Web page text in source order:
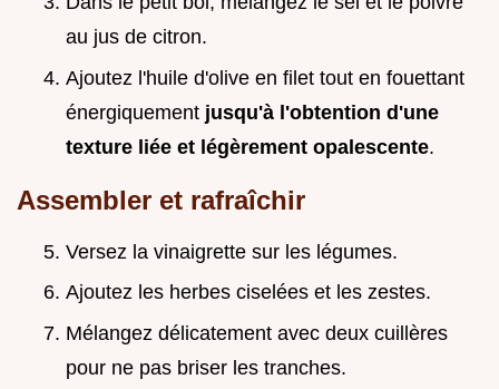
au jus de citron.
Ajoutez l'huile d'olive en filet tout en fouettant
énergiquement jusqu'à l'obtention d'une
texture liée et légèrement opalescente.
Assembler et rafraîchir
Versez la vinaigrette sur les légumes.
Ajoutez les herbes ciselées et les zestes.
Mélangez délicatement avec deux cuillères
pour ne pas briser les tranches.